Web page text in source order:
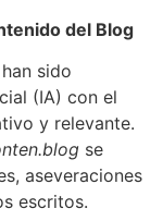
del Blog
sido
(IA) con el
y relevante.
se
aseveraciones
escritos.